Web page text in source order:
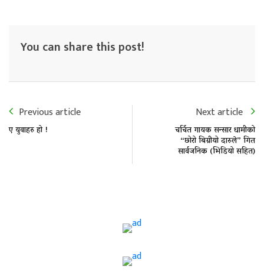
You can share this post!
Previous article
ए युवाहरु हो !
Next article
चर्चित गायक सन्सार धामीको
“छोरो बिग्रीयो दारुले” गित
सार्वजनिक (भिडियो सहित)